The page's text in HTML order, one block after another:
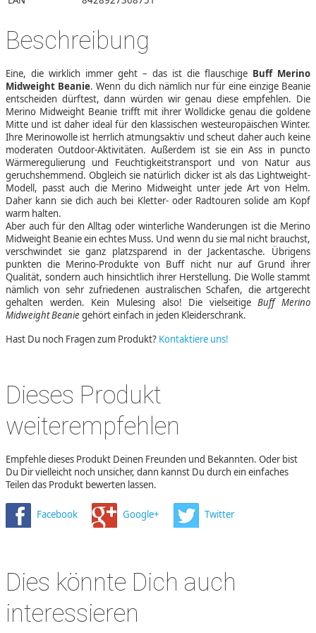
Beschreibung
Eine, die wirklich immer geht – das ist die flauschige Buff Merino
Midweight Beanie. Wenn du dich nämlich nur für eine einzige Beanie
entscheiden dürftest, dann würden wir genau diese empfehlen. Die
Merino Midweight Beanie trifft mit ihrer Wolldicke genau die goldene
Mitte und ist daher ideal für den klassischen westeuropäischen Winter.
Ihre Merinowolle ist herrlich atmungsaktiv und scheut daher auch keine
moderaten Outdoor-Aktivitäten. Außerdem ist sie ein Ass in puncto
Wärmeregulierung und Feuchtigkeitstransport und von Natur aus
geruchshemmend. Obgleich sie natürlich dicker ist als das Lightweight-
Modell, passt auch die Merino Midweight unter jede Art von Helm.
Daher kann sie dich auch bei Kletter- oder Radtouren solide am Kopf
warm halten.
Aber auch für den Alltag oder winterliche Wanderungen ist die Merino
Midweight Beanie ein echtes Muss. Und wenn du sie mal nicht brauchst,
verschwindet sie ganz platzsparend in der Jackentasche. Übrigens
punkten die Merino-Produkte von Buff nicht nur auf Grund ihrer
Qualität, sondern auch hinsichtlich ihrer Herstellung. Die Wolle stammt
nämlich von sehr zufriedenen australischen Schafen, die artgerecht
gehalten werden. Kein Mulesing also! Die vielseitigeBuff Merino
Midweight Beaniegehört einfach in jeden Kleiderschrank.
Hast Du noch Fragen zum Produkt? Kontaktiere uns!
Dieses Produkt
weiterempfehlen
Empfehle dieses Produkt Deinen Freunden und Bekannten. Oder bist
Du Dir vielleicht noch unsicher, dann kannst Du durch ein einfaches
Teilen das Produkt bewerten lassen.
Facebook Google+ Twitter
Dies könnte Dich auch
interessieren